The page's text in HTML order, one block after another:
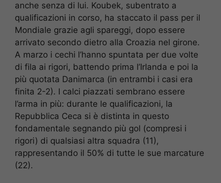
anche senza di lui. Koubek, subentrato a
qualificazioni in corso, ha staccato il pass per il
Mondiale grazie agli spareggi, dopo essere
arrivato secondo dietro alla Croazia nel girone.
A marzo i cechi l’hanno spuntata per due volte
di fila ai rigori, battendo prima l’Irlanda e poi la
più quotata Danimarca (in entrambi i casi era
finita 2-2). I calci piazzati sembrano essere
l’arma in più: durante le qualificazioni, la
Repubblica Ceca si è distinta in questo
fondamentale segnando più gol (compresi i
rigori) di qualsiasi altra squadra (11),
rappresentando il 50% di tutte le sue marcature
(22).